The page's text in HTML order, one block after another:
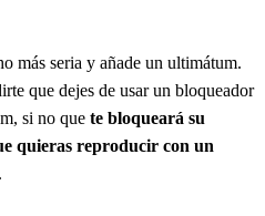
más seria y añade un ultimátum.
que dejes de usar un bloqueador
si no que te bloqueará su
quieras reproducir con un